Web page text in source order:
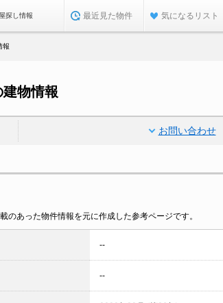
探し情報 最近見た物件 気になるリスト
報
物情報
お問い合わせ
のあった物件情報を元に作成した参考ページです。
--
--